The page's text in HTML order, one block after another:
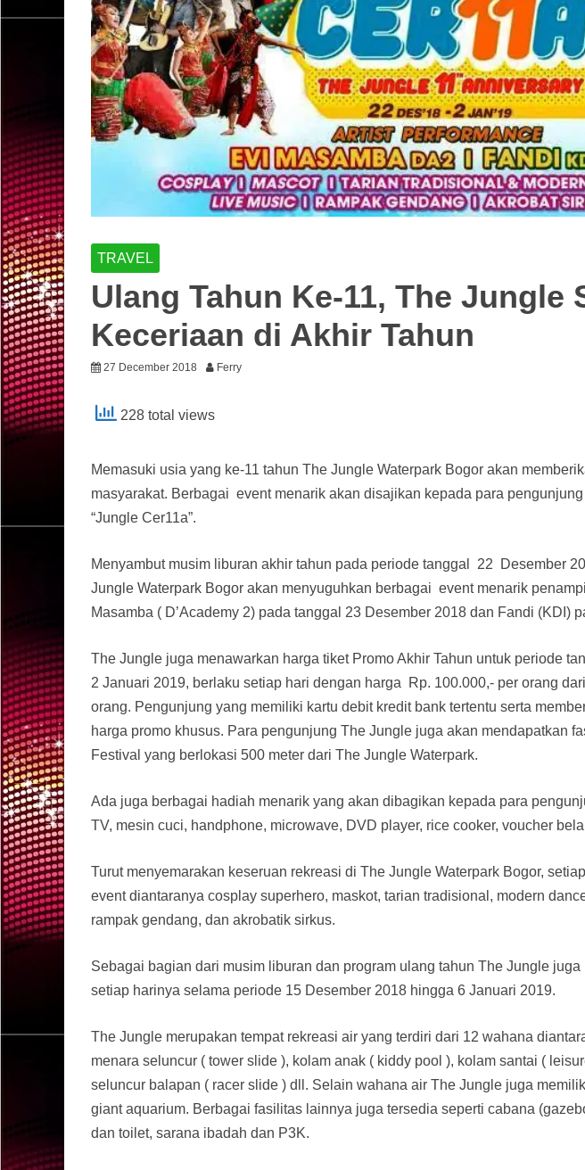
TRAVEL
Ulang Tahun Ke-11, The Jungle
Keceriaan di Akhir Tahun
27 December 2018 Ferry
228 total views
Memasuki usia yang ke-11 tahun The Jungle Waterpark Bogor akan
masyarakat. Berbagai event menarik akan disajikan kepada para
“Jungle Cer11a”.
Menyambut musim liburan akhir tahun pada periode tanggal 22 Desember
Jungle Waterpark Bogor akan menyuguhkan berbagai event menarik
Masamba ( D’Academy 2) pada tanggal 23 Desember 2018 dan Fandi (KDI)
The Jungle juga menawarkan harga tiket Promo Akhir Tahun untuk periode
2 Januari 2019, berlaku setiap hari dengan harga Rp. 100.000,- per orang
orang. Pengunjung yang memiliki kartu debit kredit bank tertentu serta
harga promo khusus. Para pengunjung The Jungle juga akan mendapatkan
Festival yang berlokasi 500 meter dari The Jungle Waterpark.
Ada juga berbagai hadiah menarik yang akan dibagikan kepada para
TV, mesin cuci, handphone, microwave, DVD player, rice cooker, voucher
Turut menyemarakan keseruan rekreasi di The Jungle Waterpark Bogor,
event diantaranya cosplay superhero, maskot, tarian tradisional, modern
rampak gendang, dan akrobatik sirkus.
Sebagai bagian dari musim liburan dan program ulang tahun The Jungle
setiap harinya selama periode 15 Desember 2018 hingga 6 Januari 2019.
The Jungle merupakan tempat rekreasi air yang terdiri dari 12 wahana
menara seluncur ( tower slide ), kolam anak ( kiddy pool ), kolam santai (
seluncur balapan ( racer slide ) dll. Selain wahana air The Jungle juga
giant aquarium. Berbagai fasilitas lainnya juga tersedia seperti cabana
dan toilet, sarana ibadah dan P3K.